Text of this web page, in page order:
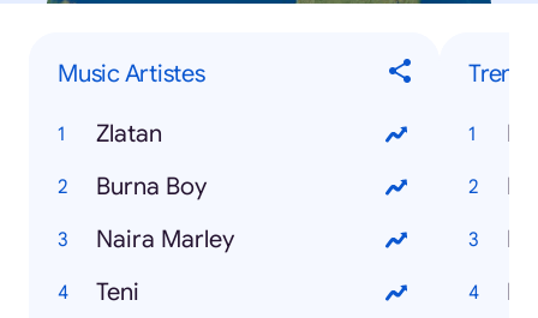
Music Artistes
Zlatan
Burna Boy
Naira Marley
Teni